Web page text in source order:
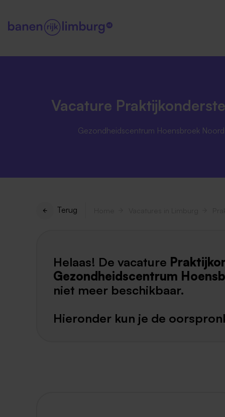
Vacature
Gezondheidscentrum Hoensbroek Noord
Terug
Helaas! De vacature
Gezondheidscentrum
niet meer beschikbaar.
Hieronder kun je de